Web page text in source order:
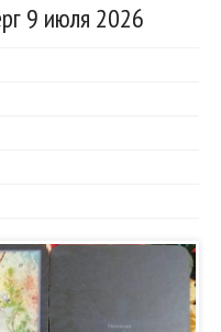
9 июля 2026